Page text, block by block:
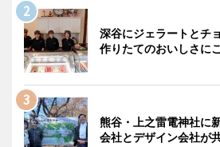
深谷にジェラートとチ
作りたてのおいしさに
熊谷・上之雷電神社
会社とデザイン会社が